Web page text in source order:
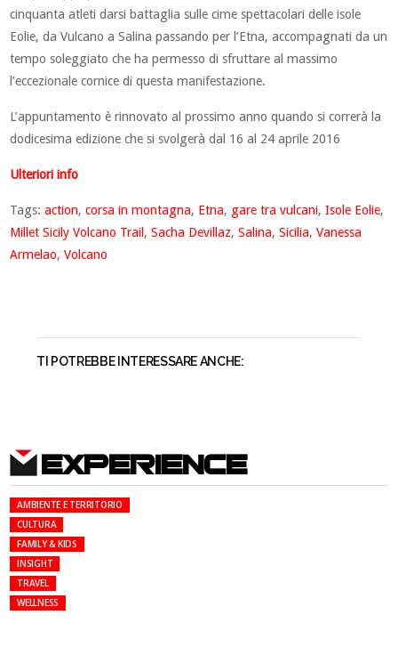
cinquanta atleti darsi battaglia sulle cime spettacolari delle isole
Eolie, da Vulcano a Salina passando per l’Etna, accompagnati da un
tempo soleggiato che ha permesso di sfruttare al massimo
l’eccezionale cornice di questa manifestazione.
L’appuntamento è rinnovato al prossimo anno quando si correrà la
dodicesima edizione che si svolgerà dal 16 al 24 aprile 2016
Ulteriori info
Tags:action,corsa in montagna, Etna, gare tra vulcani,Isole Eolie,
Millet Sicily Volcano Trail ,Sacha Devillaz,Salina,Sicilia,Vanessa
Armelao,Volcano
TI POTREBBE INTERESSARE ANCHE:
EXPERIENCE
AMBIENTE E TERRITORIO
CULTURA
FAMILY & KIDS
INSIGHT
TRAVEL
WELLNESS